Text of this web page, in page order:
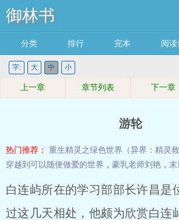
御林书
分类 排行 完本 阅
字: 大 中 小
上一章 章节列表 下一章
游轮
热门推荐： 重生精灵之绿色世界（异界：精灵救
穿越到可以随便做爱的世界 ， 豪乳老师刘艳 ， 末
白连屿所在的学习部部长许昌是
过这几天相处，他颇为欣赏白连